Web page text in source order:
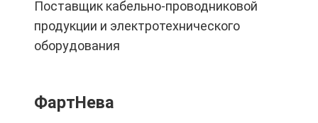
Поставщик кабельно-проводниковой
продукции и электротехнического
оборудования
ФартНева